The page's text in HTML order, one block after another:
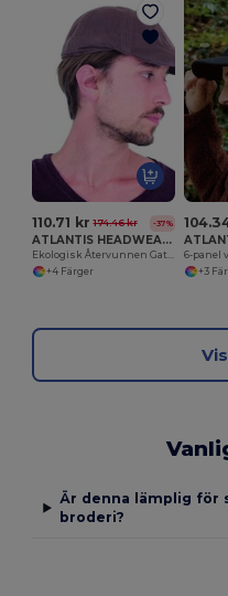
110.71 kr 174.46 kr -37%
ATLANTIS HEADWEAR AT259
Ekologisk Återvunnen Gatsbykeps med Spänne
+4 Färger
6-panel
+3
Är denna lämplig för
broderi?